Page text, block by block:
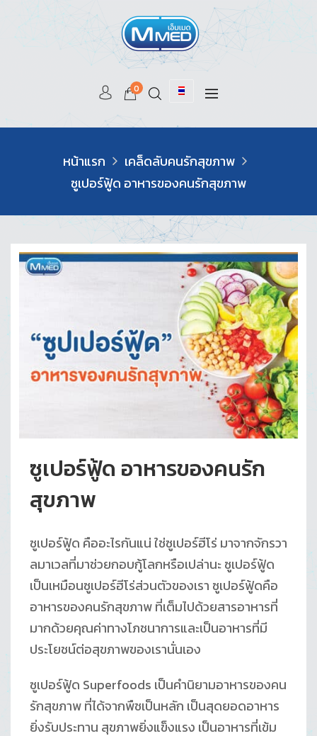
0
หน้าแรก
เคล็ดลับคนรักสุขภาพ
ซูเปอร์ฟู้ด อาหารของคนรักสุขภาพ
ซูเปอร์ฟู้ด อาหารของคนรัก
สุขภาพ
ซูเปอร์ฟู้ด คืออะไรกันแน่ ใช่ซูเปอร์ฮีโร่ มาจากจักรวา
ลมาเวลที่มาช่วยกอบกู้โลกหรือเปล่านะ ซูเปอร์ฟู้ด
เป็นเหมือนซูเปอร์ฮีโร่ส่วนตัวของเรา ซูเปอร์ฟู้ดคือ
อาหารของคนรักสุขภาพ ที่เต็มไปด้วยสารอาหารที่
มากด้วยคุณค่าทางโภชนาการและเป็นอาหารที่มี
ประโยชน์ต่อสุขภาพของเรานั่นเอง
ซูเปอร์ฟู้ด Superfoods เป็นคำนิยามอาหารของคน
รักสุขภาพ ที่ได้จากพืชเป็นหลัก เป็นสุดยอดอาหาร
ยิ่งรับประทาน สุขภาพยิ่งแข็งแรง เป็นอาหารที่เข้ม